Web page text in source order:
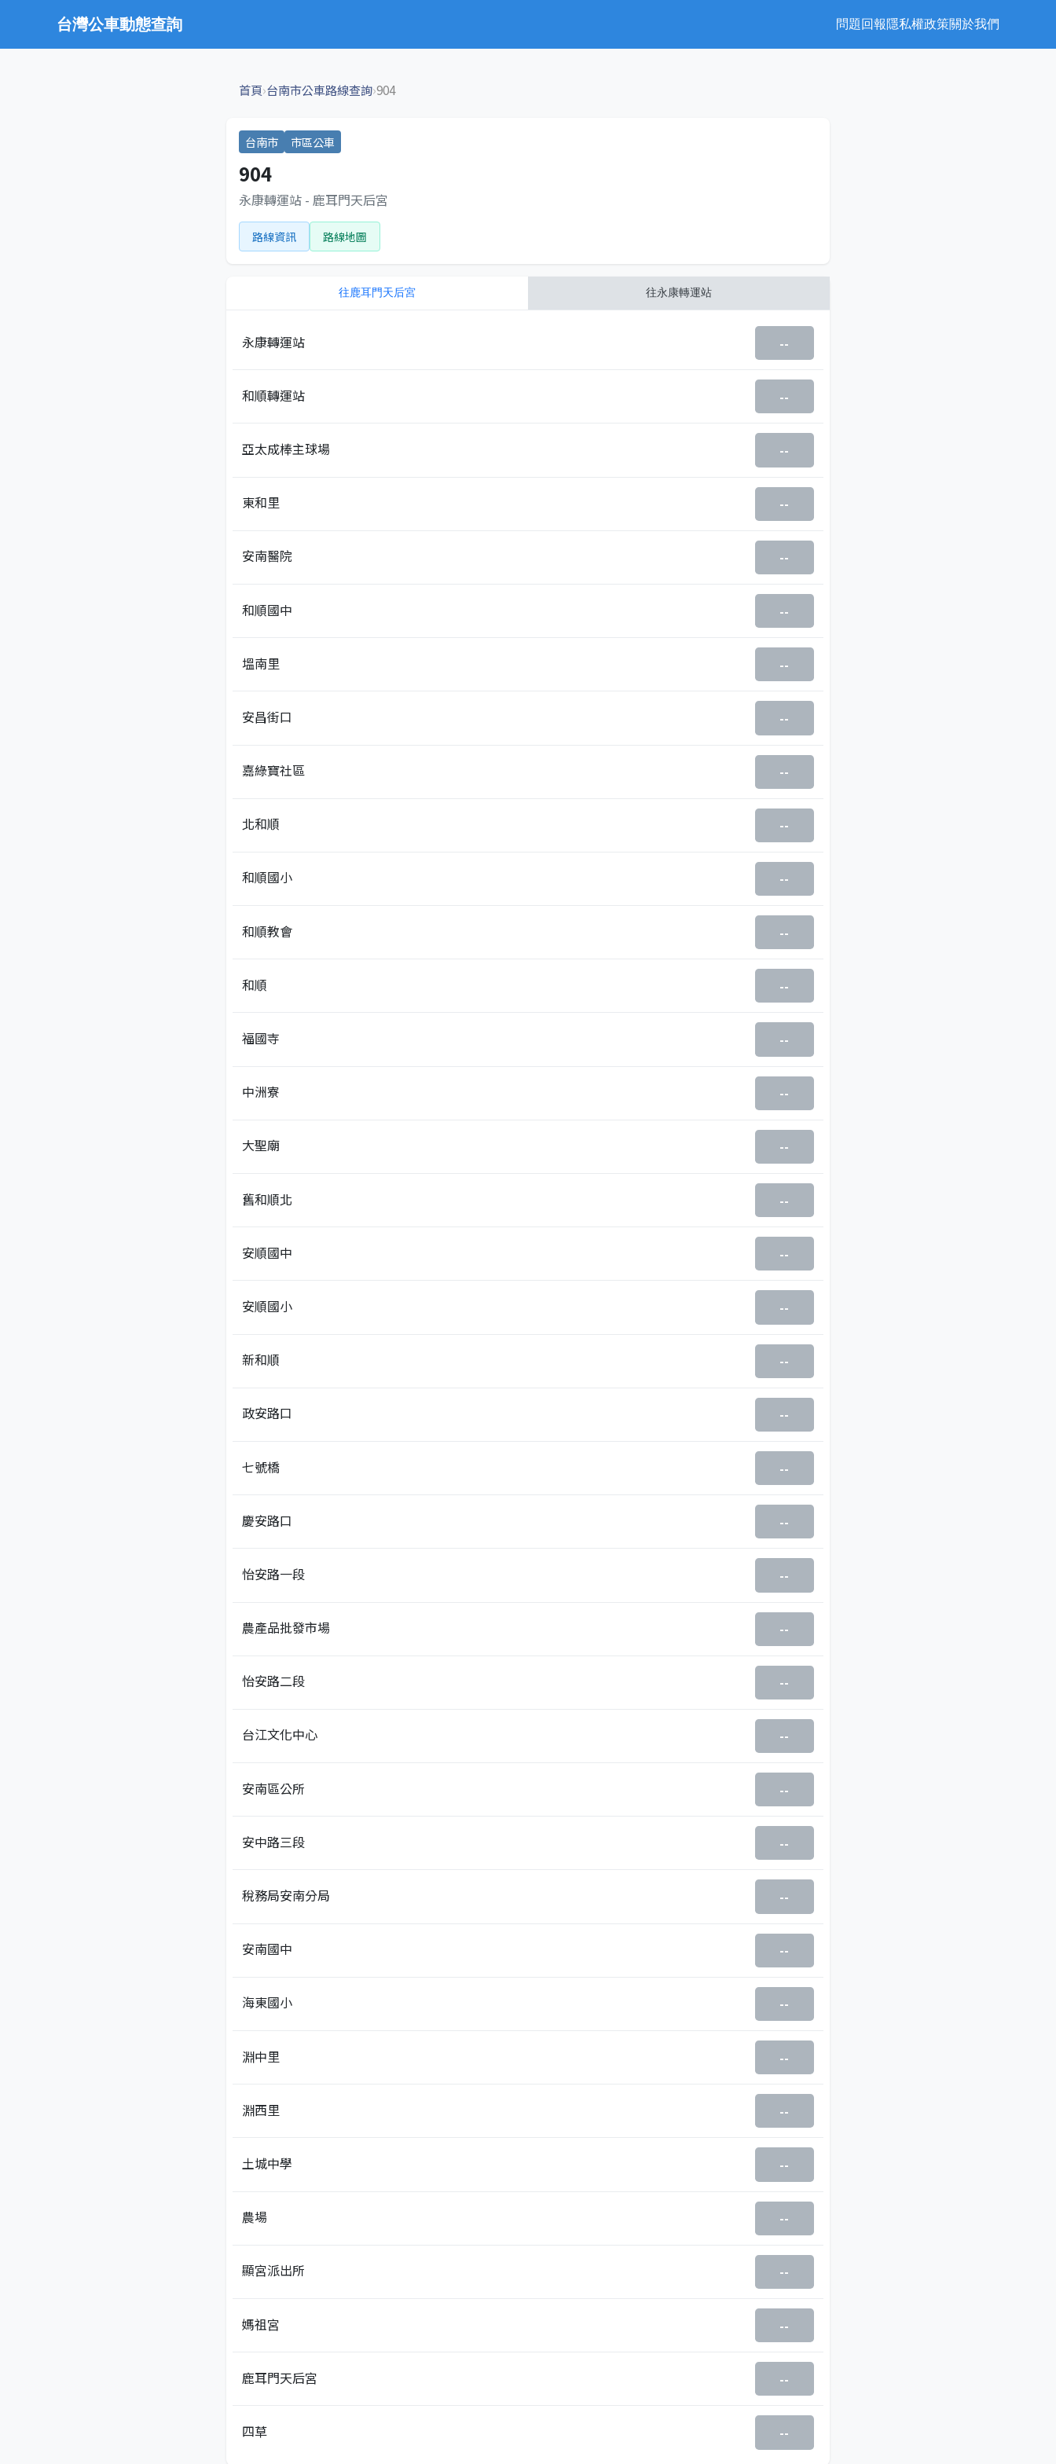
台灣公車動態查詢 問題回報隱私權政策關於我們
首頁›台南市公車路線查詢›904
台南市 市區公車
904
永康轉運站 - 鹿耳門天后宮
路線資訊 路線地圖
往鹿耳門天后宮 往永康轉運站
永康轉運站 --
和順轉運站 --
亞太成棒主球場 --
東和里 --
安南醫院 --
和順國中 --
塭南里 --
安昌街口 --
嘉綠寶社區 --
北和順 --
和順國小 --
和順教會 --
和順 --
福國寺 --
中洲寮 --
大聖廟 --
舊和順北 --
安順國中 --
安順國小 --
新和順 --
政安路口 --
七號橋 --
慶安路口 --
怡安路一段 --
農產品批發市場 --
怡安路二段 --
台江文化中心 --
安南區公所 --
安中路三段 --
稅務局安南分局 --
安南國中 --
海東國小 --
淵中里 --
淵西里 --
土城中學 --
農場 --
顯宮派出所 --
媽祖宮 --
鹿耳門天后宮 --
四草 --